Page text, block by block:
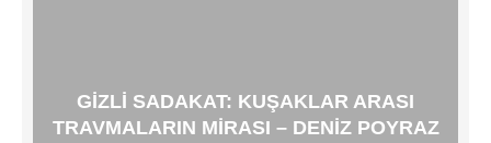
GIZLI SADAKAT: KUŞAKLAR ARASI
TRAVMALARIN MIRASI – DENIZ POYRAZ